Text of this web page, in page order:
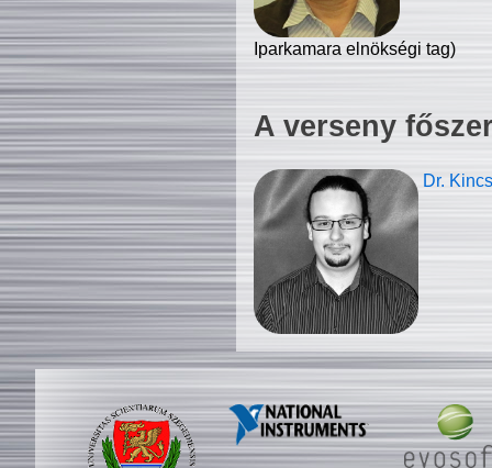
Iparkamara elnökségi tag)
A verseny
Dr.